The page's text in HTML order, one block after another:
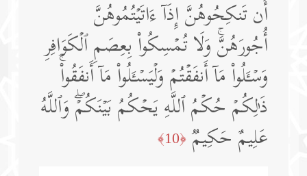
أَن تَنكِحُوهُنَّ إِذَاۤ ءَاتَیۡتُمُوهُنَّ
أُجُورَهُنَّۚ وَلَا تُمۡسِكُوا۟ بِعِصَمِ ٱلۡكَوَافِرِ
وَسۡـَٔلُوا۟ مَاۤ أَنفَقۡتُمۡ وَلۡیَسۡـَٔلُوا۟ مَاۤ أَنفَقُوا۟ۚ
ذَ ٰ⁠لِكُمۡ حُكۡمُ ٱللَّهِ یَحۡكُمُ بَیۡنَكُمۡۖ وَٱللَّهُ
عَلِیمٌ حَكِیمࣱ ﴿10﴾